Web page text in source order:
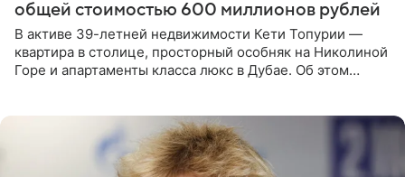
общей стоимостью 600 миллионов рублей
В активе 39-летней недвижимости Кети Топурии —
квартира в столице, просторный особняк на Николиной
Горе и апартаменты класса люкс в Дубае. Об этом